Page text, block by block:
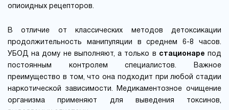
опиоидных рецепторов.
В отличие от классических методов детоксикации
продолжительность манипуляции в среднем 6-8 часов.
УБОД на дому не выполняют, а только в стационаре под
постоянным контролем специалистов. Важное
преимущество в том, что она подходит при любой стадии
наркотической зависимости. Медикаментозное очищение
организма применяют для выведения токсинов,